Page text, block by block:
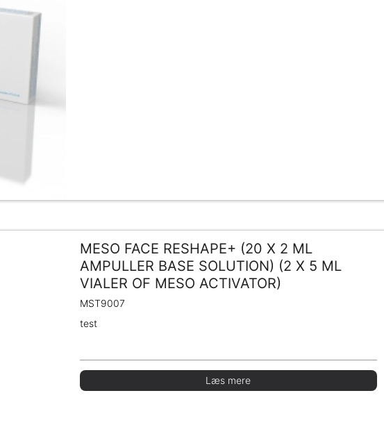
MESO FACE RESHAPE+ (20 X 2 ML
AMPULLER BASE SOLUTION) (2 X 5 ML
VIALER OF MESO ACTIVATOR)
MST9007
test
Læs mere